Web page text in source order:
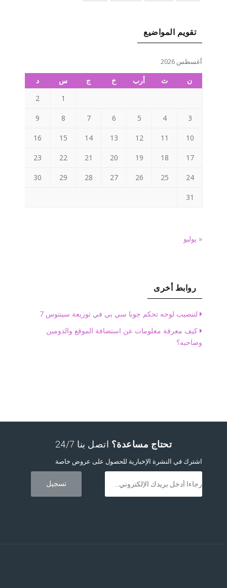
تقويم المواضيع
أغسطس 2026
ن ث أرب خ ج س
د
1
2
3
4
5
6
7
8
9
10
11
12
13
14
15
16
17
18
19
20
21
22
23
24
25
26
27
28
29
30
31
« يوليو
روابط أخرى
لتنصيب لوحه تحكم جوبا سي بي في توزيعة سينتوس 7
كيف معرفة معلومات عن استضافة الموقع والدومين
وصاحبه؟
تحتاج مساعدة؟ اتصل بنا 24/7
اشترك في النشرة الإخبارية للحصول على عروض خاصة